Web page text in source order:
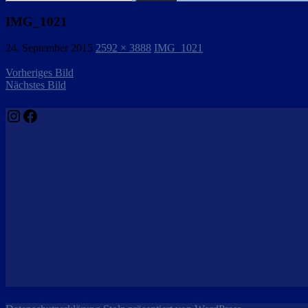
nach:
IMG_1021
24. September 2015 2592 × 3888 IMG_1021
Vorheriges Bild
Nächstes Bild
Instagram
Facebook